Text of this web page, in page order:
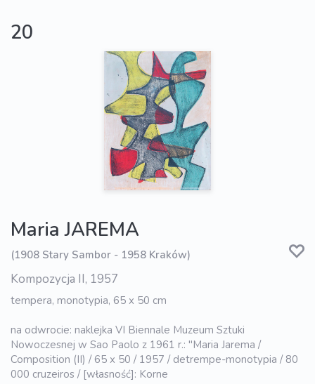
20
Maria JAREMA
(1908 Stary Sambor - 1958 Kraków)
Kompozycja II, 1957
tempera, monotypia, 65 x 50 cm
na odwrocie: naklejka VI Biennale Muzeum Sztuki
Nowoczesnej w Sao Paolo z 1961 r.: "Maria Jarema /
Composition (II) / 65 x 50 / 1957 / detrempe-monotypia / 80
000 cruzeiros / [własność]: Korne